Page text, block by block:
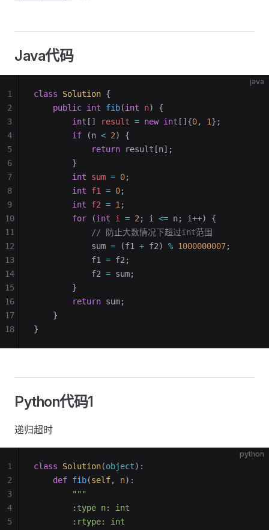
Java代码
java
class Solution {
    public
int fib(int n)
{
        int
[] result = new int []{0, 1};
        if
(n < 2) {
            return
result[n];
        }
        int
sum = 0;
        int
f1 = 0;
        int
f2 = 1 ;
        for
(int i = 2 ; i <= n; i++) {
            // 防止大数情况下超过int范围
            sum
= (f1 + f2) % 1000000007;
            f1
= f2;
            f2
= sum;
        }
        return
sum;
    }
}
1
2
3
4
5
6
7
8
9
10
11
12
13
14
15
16
17
18
Python代码1
递归超时
python
class Solution(object):
    def
fib(self, n):
        """
        :type n: int
        :rtype: int
1
2
3
4
5